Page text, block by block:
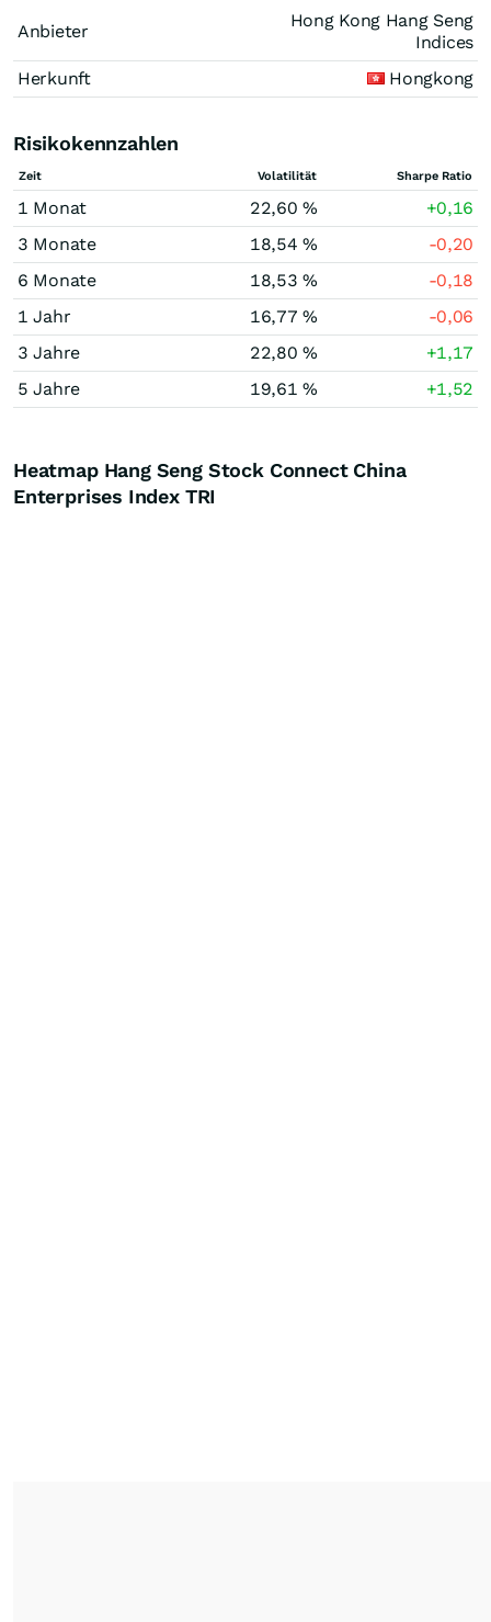
Anbieter
Hong Kong Hang Seng
Indices
Herkunft
Hongkong
Risikokennzahlen
Zeit Volatilität Sharpe Ratio
1 Monat 22,60 %
+0,16
3 Monate
18,54 %
-0,20
6 Monate
18,53 %
-0,18
1 Jahr
16,77 %
-0,06
3 Jahre
22,80 %
+1,17
5 Jahre
19,61 % +1,52
Heatmap Hang Seng Stock Connect China
Enterprises Index TRI